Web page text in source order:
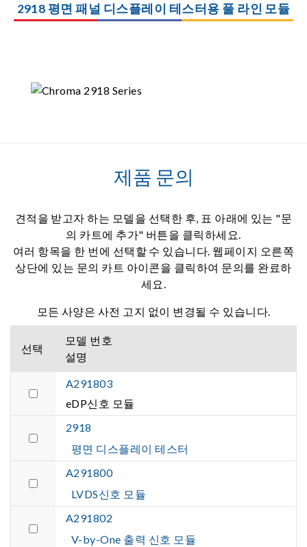
2918 평면 패널 디스플레이 테스터용 풀 라인 모듈
제품 문의
견적을 받고자 하는 모델을 선택한 후, 표 아래에 있는 "문
의 카트에 추가" 버튼을 클릭하세요.
여러 항목을 한 번에 선택할 수 있습니다. 웹페이지 오른쪽
상단에 있는 문의 카트 아이콘을 클릭하여 문의를 완료하
세요.
모든 사양은 사전 고지 없이 변경될 수 있습니다.
선택
모델 번호
설명
A291803
eDP신호 모듈
2918
평면 디스플레이 테스터
A291800
LVDS신호 모듈
A291802
V-by-One 출력 신호 모듈